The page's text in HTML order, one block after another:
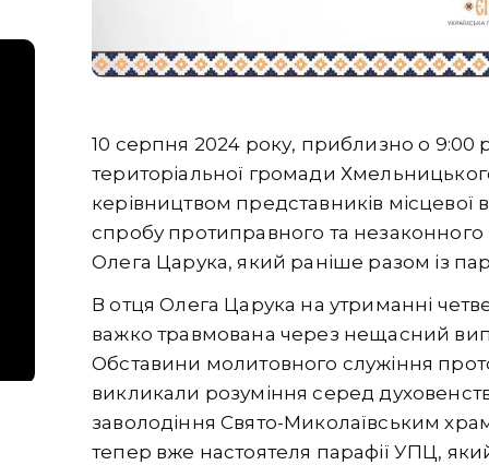
10 серпня 2024 року, приблизно о 9:00
територіальної громади
керівництвом представників місцевої
спробу протиправного та незаконного
Олега Царука, який раніше разом із
В отця Олега Царука на утриманні
важко травмована через нещасний
Обставини молитовного служіння
викликали розуміння серед
заволодіння Свято-Миколаївським
тепер вже настоятеля парафії УПЦ,